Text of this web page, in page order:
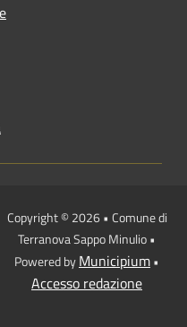
Copyright © 2026 • Comune di
Terranova Sappo Minulio •
Powered byMunicipium•
Accesso redazione